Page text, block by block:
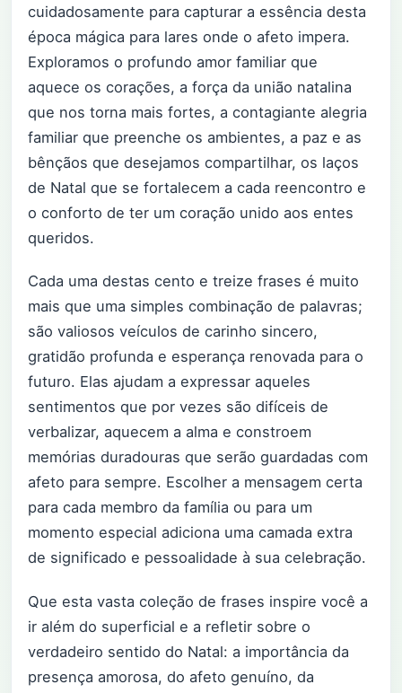
cuidadosamente para capturar a essência desta
época mágica para lares onde o afeto impera.
Exploramos o profundo amor familiar que
aquece os corações, a força da união natalina
que nos torna mais fortes, a contagiante alegria
familiar que preenche os ambientes, a paz e as
bênçãos que desejamos compartilhar, os laços
de Natal que se fortalecem a cada reencontro e
o conforto de ter um coração unido aos entes
queridos.
Cada uma destas cento e treize frases é muito
mais que uma simples combinação de palavras;
são valiosos veículos de carinho sincero,
gratidão profunda e esperança renovada para o
futuro. Elas ajudam a expressar aqueles
sentimentos que por vezes são difíceis de
verbalizar, aquecem a alma e constroem
memórias duradouras que serão guardadas com
afeto para sempre. Escolher a mensagem certa
para cada membro da família ou para um
momento especial adiciona uma camada extra
de significado e pessoalidade à sua celebração.
Que esta vasta coleção de frases inspire você a
ir além do superficial e a refletir sobre o
verdadeiro sentido do Natal: a importância da
presença amorosa, do afeto genuíno, da